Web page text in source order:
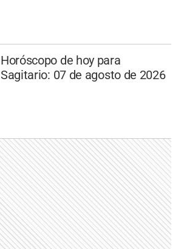
Horóscopo de hoy para
Sagitario: 07 de agosto de 2026